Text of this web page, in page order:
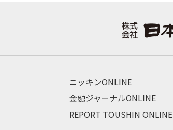
ニッキンONLINE
金融ジャーナルONLINE
REPORT TOUSHIN ONLINE